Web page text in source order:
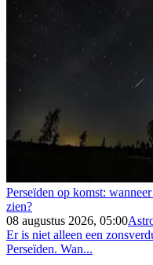
Perseïden op komst:
zien?
08 augustus 2026, 05:00
Er is niet alleen een
Perseïden. Wan...